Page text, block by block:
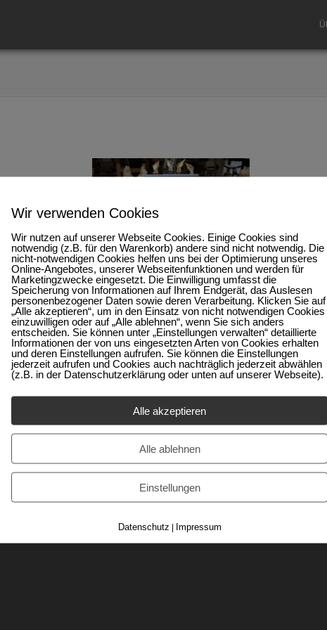
KONTAKT:
Tel.: +49 (0) 1 73 / 5 65 66 91
© SF Online Oberammergau
Wir verwenden Cookies
Wir nutzen auf unserer Webseite Cookies. Einige Cookies sind
notwendig (z.B. für den Warenkorb) andere sind nicht notwendig. Die
nicht-notwendigen Cookies helfen uns bei der Optimierung unseres
Online-Angebotes, unserer Webseitenfunktionen und werden für
Marketingzwecke eingesetzt. Die Einwilligung umfasst die
Speicherung von Informationen auf Ihrem Endgerät, das Auslesen
personenbezogener Daten sowie deren Verarbeitung. Klicken Sie auf
„Alle akzeptieren“, um in den Einsatz von nicht notwendigen Cookies
einzuwilligen oder auf „Alle ablehnen“, wenn Sie sich anders
entscheiden. Sie können unter „Einstellungen verwalten“ detaillierte
Informationen der von uns eingesetzten Arten von Cookies erhalten
und deren Einstellungen aufrufen. Sie können die Einstellungen
jederzeit aufrufen und Cookies auch nachträglich jederzeit abwählen
(z.B. in der Datenschutzerklärung oder unten auf unserer Webseite).
Alle akzeptieren
Alle ablehnen
Einstellungen
Datenschutz | Impressum